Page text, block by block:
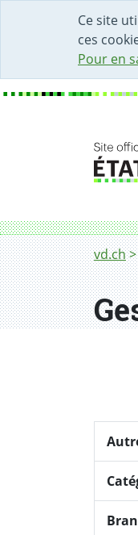
Ce site
ces
Pour en
PAGE
Fil
vd.ch